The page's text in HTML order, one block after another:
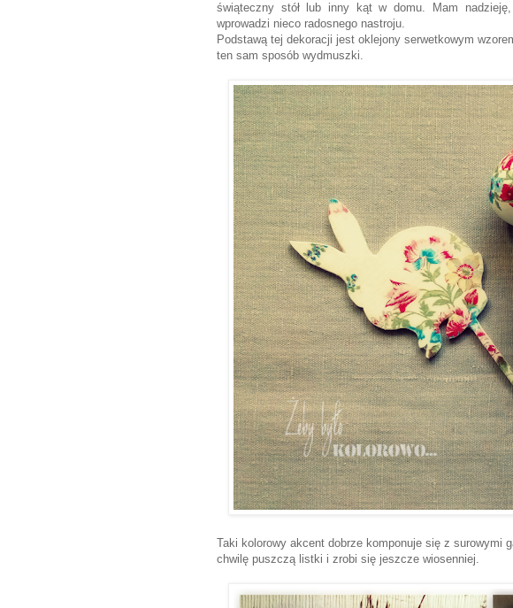
świąteczny stół lub inny kąt w domu. Mam
wprowadzi nieco radosnego nastroju.
Podstawą tej dekoracji jest oklejony serwetkowym
ten sam sposób wydmuszki.
Taki kolorowy akcent dobrze komponuje się z surowymi
chwilę puszczą listki i zrobi się jeszcze wiosenniej.